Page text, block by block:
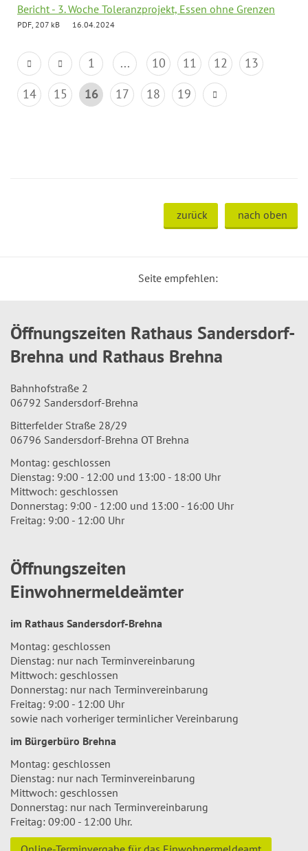
Bericht - 3. Woche Toleranzprojekt, Essen ohne Grenzen
PDF, 207 kB 16.04.2024
1 ... 10 11 12
13
14
15 16 17 18 19
zurück nach oben
Seite empfehlen:
Öffnungszeiten Rathaus Sandersdorf-
Brehna und Rathaus Brehna
Bahnhofstraße 2
06792 Sandersdorf-Brehna
Bitterfelder Straße 28/29
06796 Sandersdorf-Brehna OT Brehna
Montag: geschlossen
Dienstag: 9:00 - 12:00 und 13:00 - 18:00 Uhr
Mittwoch: geschlossen
Donnerstag: 9:00 - 12:00 und 13:00 - 16:00 Uhr
Freitag: 9:00 - 12:00 Uhr
Öffnungszeiten
Einwohnermeldeämter
im Rathaus Sandersdorf-Brehna
Montag: geschlossen
Dienstag: nur nach Terminvereinbarung
Mittwoch: geschlossen
Donnerstag: nur nach Terminvereinbarung
Freitag: 9:00 - 12:00 Uhr
sowie nach vorheriger terminlicher Vereinbarung
im Bürgerbüro Brehna
Montag: geschlossen
Dienstag: nur nach Terminvereinbarung
Mittwoch: geschlossen
Donnerstag: nur nach Terminvereinbarung
Freitag: 09:00 - 12:00 Uhr.